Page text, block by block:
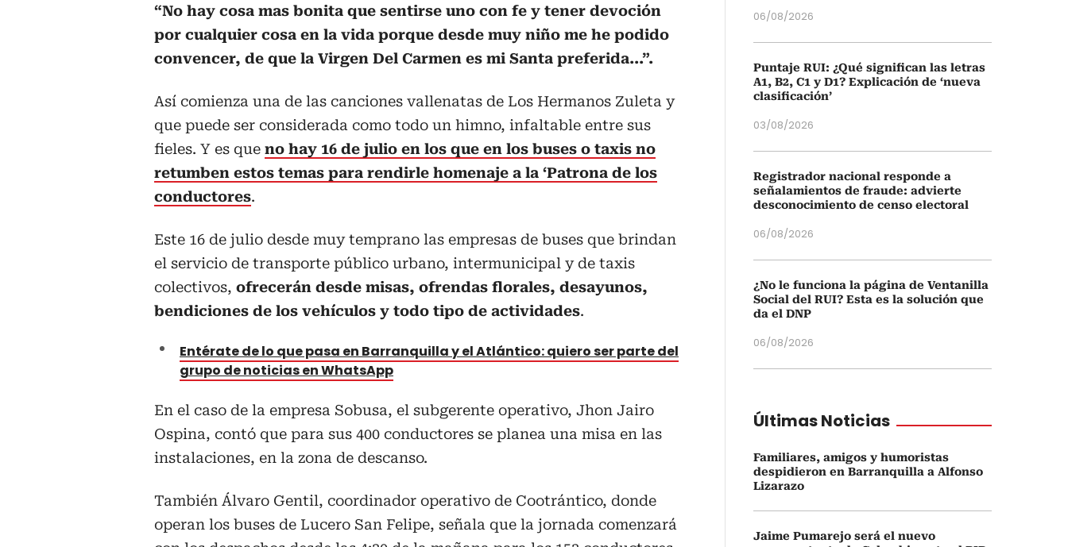
“No hay cosa mas bonita que sentirse uno con fe y tener devoción
por cualquier cosa en la vida porque desde muy niño me he podido
convencer, de que la Virgen Del Carmen es mi Santa preferida...”.
Así comienza una de las canciones vallenatas de Los Hermanos Zuleta y
que puede ser considerada como todo un himno, infaltable entre sus
fieles. Y es que no hay 16 de julio en los que en los buses o taxis no
retumben estos temas para rendirle homenaje a la ‘Patrona de los
conductores.
Este 16 de julio desde muy temprano las empresas de buses que brindan
el servicio de transporte público urbano, intermunicipal y de taxis
colectivos, ofrecerán desde misas, ofrendas florales, desayunos,
bendiciones de los vehículos y todo tipo de actividades.
Entérate de lo que pasa en Barranquilla y el Atlántico: quiero ser parte del
grupo de noticias en WhatsApp
En el caso de la empresa Sobusa, el subgerente operativo, Jhon Jairo
Ospina, contó que para sus 400 conductores se planea una misa en las
instalaciones, en la zona de descanso.
También Álvaro Gentil, coordinador operativo de Cootrántico, donde
operan los buses de Lucero San Felipe, señala que la jornada comenzará
06/08/2026
Puntaje RUI: ¿Qué significan las letras
A1, B2, C1 y D1? Explicación de ‘nueva
clasificación’
03/08/2026
Registrador nacional responde a
señalamientos de fraude: advierte
desconocimiento de censo electoral
06/08/2026
¿No le funciona la página de Ventanilla
Social del RUI? Esta es la solución que
da el DNP
06/08/2026
Últimas Noticias
Familiares, amigos y humoristas
despidieron en Barranquilla a Alfonso
Lizarazo
Jaime Pumarejo será el nuevo